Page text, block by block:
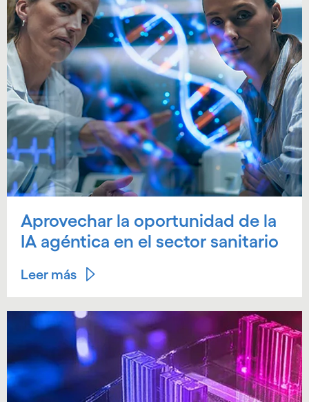
Aprovechar la oportunidad de la
IA agéntica en el sector sanitario
Leer más